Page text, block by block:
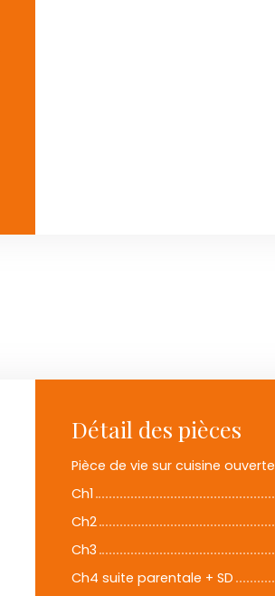
Détail des pièces
Pièce de vie sur cuisine ouverte
Ch1
Ch2
Ch3
Ch4 suite parentale + SD